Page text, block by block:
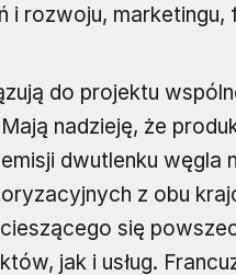
i rozwoju, marketingu,
do projektu
nadzieję, że
dwutlenku
z obu
się
jak i usług.